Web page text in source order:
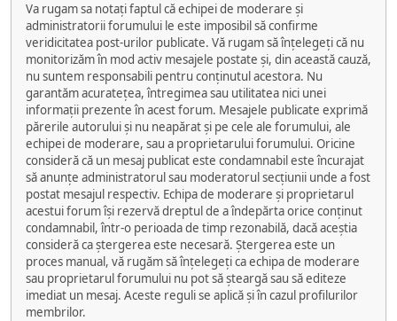
Va rugam sa notați faptul că echipei de moderare și
administratorii forumului le este imposibil să confirme
veridicitatea post-urilor publicate. Vă rugam să înțelegeți că nu
monitorizăm în mod activ mesajele postate și, din această cauză,
nu suntem responsabili pentru conținutul acestora. Nu
garantăm acuratețea, întregimea sau utilitatea nici unei
informații prezente în acest forum. Mesajele publicate exprimă
părerile autorului și nu neapărat și pe cele ale forumului, ale
echipei de moderare, sau a proprietarului forumului. Oricine
consideră că un mesaj publicat este condamnabil este încurajat
să anunțe administratorul sau moderatorul secțiunii unde a fost
postat mesajul respectiv. Echipa de moderare și proprietarul
acestui forum își rezervă dreptul de a îndepărta orice conținut
condamnabil, într-o perioada de timp rezonabilă, dacă aceștia
consideră ca ștergerea este necesară. Ștergerea este un
proces manual, vă rugăm să înțelegeți ca echipa de moderare
sau proprietarul forumului nu pot să șteargă sau să editeze
imediat un mesaj. Aceste reguli se aplică și în cazul profilurilor
membrilor.